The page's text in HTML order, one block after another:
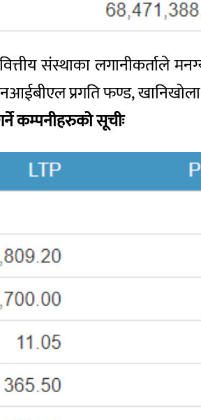
संस्थाका लगानीकर्ताले
प्रगति फण्ड, खानिखोला
कम्पनीहरुको सूचीः